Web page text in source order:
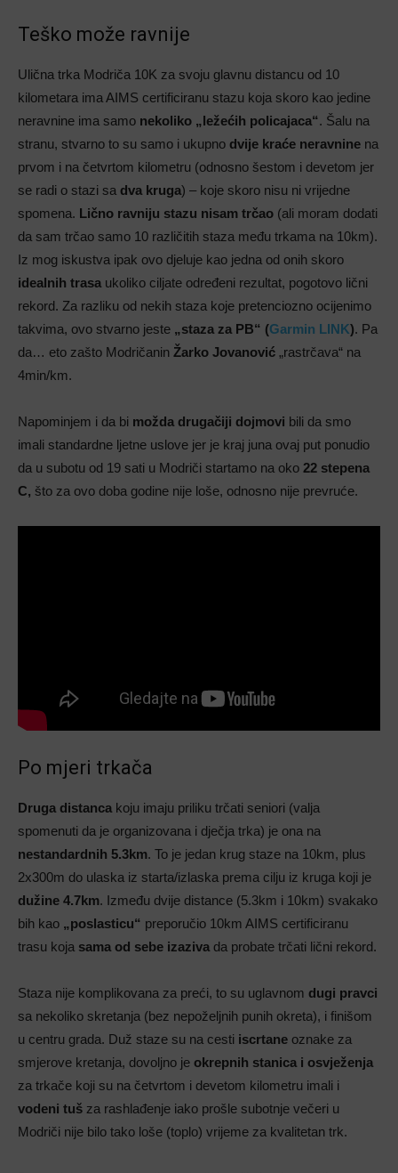
Teško može ravnije
Ulična trka Modriča 10K za svoju glavnu distancu od 10
kilometara ima AIMS certificiranu stazu koja skoro kao jedine
neravnine ima samo nekoliko „ležećih policajaca“. Šalu na
stranu, stvarno to su samo i ukupno dvije kraće neravnine na
prvom i na četvrtom kilometru (odnosno šestom i devetom jer
se radi o stazi sa dva kruga) – koje skoro nisu ni vrijedne
spomena. Lično ravniju stazu nisam trčao (ali moram dodati
da sam trčao samo 10 različitih staza među trkama na 10km).
Iz mog iskustva ipak ovo djeluje kao jedna od onih skoro
idealnih trasa ukoliko ciljate određeni rezultat, pogotovo lični
rekord. Za razliku od nekih staza koje pretenciozno ocijenimo
takvima, ovo stvarno jeste „staza za PB“ (Garmin LINK). Pa
da… eto zašto Modričanin Žarko Jovanović „rastrčava“ na
4min/km.
Napominjem i da bi možda drugačiji dojmovi bili da smo
imali standardne ljetne uslove jer je kraj juna ovaj put ponudio
da u subotu od 19 sati u Modriči startamo na oko 22 stepena
C, što za ovo doba godine nije loše, odnosno nije prevruće.
Po mjeri trkača
Druga distanca koju imaju priliku trčati seniori (valja
spomenuti da je organizovana i dječja trka) je ona na
nestandardnih 5.3km. To je jedan krug staze na 10km, plus
2x300m do ulaska iz starta/izlaska prema cilju iz kruga koji je
dužine 4.7km. Između dvije distance (5.3km i 10km) svakako
bih kao „poslasticu“ preporučio 10km AIMS certificiranu
trasu koja sama od sebe izaziva da probate trčati lični rekord.
Staza nije komplikovana za preći, to su uglavnom dugi pravci
sa nekoliko skretanja (bez nepoželjnih punih okreta), i finišom
u centru grada. Duž staze su na cesti iscrtane oznake za
smjerove kretanja, dovoljno je okrepnih stanica i osvježenja
za trkače koji su na četvrtom i devetom kilometru imali i
vodeni tuš za rashlađenje iako prošle subotnje večeri u
Modriči nije bilo tako loše (toplo) vrijeme za kvalitetan trk.